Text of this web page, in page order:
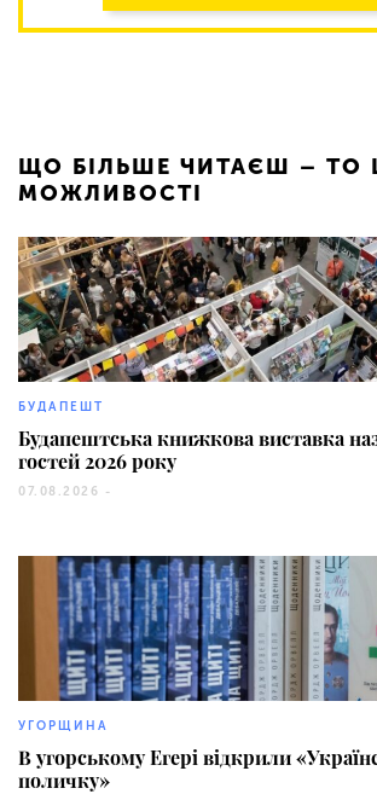
ЩО БІЛЬШЕ ЧИТАЄШ – ТО
МОЖЛИВОСТІ
БУДАПЕШТ
Будапештська книжкова виставка
гостей 2026 року
07.08.2026 -
УГОРЩИНА
В угорському Егері відкрили
поличку»